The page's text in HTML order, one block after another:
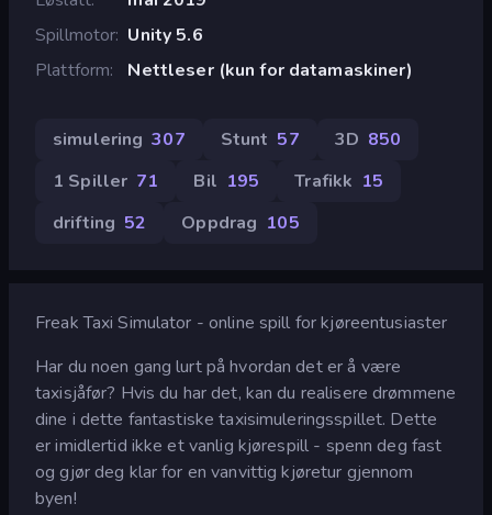
Spillmotor Unity 5.6
Plattform
Nettleser (kun for datamaskiner)
simulering 307 Stunt 57 3D 850
1 Spiller 71 Bil 195 Trafikk 15
drifting 52 Oppdrag 105
Freak Taxi Simulator - online spill for kjøreentusiaster
Har du noen gang lurt på hvordan det er å være
taxisjåfør? Hvis du har det, kan du realisere drømmene
dine i dette fantastiske taxisimuleringsspillet. Dette
er imidlertid ikke et vanlig kjørespill - spenn deg fast
og gjør deg klar for en vanvittig kjøretur gjennom
byen!